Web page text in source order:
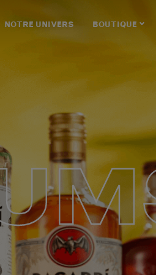
NOTRE UNIVERS BOUTIQUE